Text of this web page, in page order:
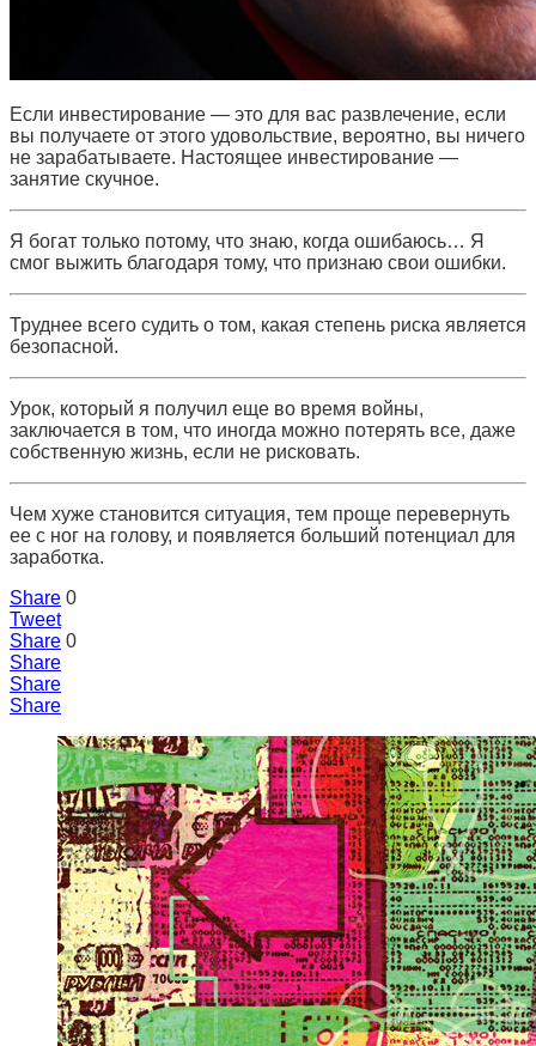
Если инвестирование — это для вас развлечение, если
вы получаете от этого удовольствие, вероятно, вы ничего
не зарабатываете. Настоящее инвестирование —
занятие скучное.
Я богат только потому, что знаю, когда ошибаюсь… Я
смог выжить благодаря тому, что признаю свои ошибки.
Труднее всего судить о том, какая степень риска является
безопасной.
Урок, который я получил еще во время войны,
заключается в том, что иногда можно потерять все, даже
собственную жизнь, если не рисковать.
Чем хуже становится ситуация, тем проще перевернуть
ее с ног на голову, и появляется больший потенциал для
заработка.
Share 0
Tweet
Share 0
Share
Share
Share